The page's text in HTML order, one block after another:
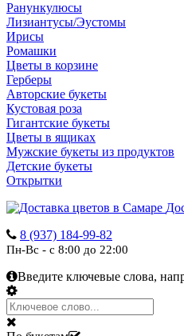
Ранункулюсы
Лизиантусы/Эустомы
Ирисы
Ромашки
Цветы в корзине
Герберы
Авторские букеты
Кустовая роза
Гигантские букеты
Цветы в ящиках
Мужские букеты из продуктов
Детские букеты
Открытки
8 (937) 184-99-82
Пн-Вс - с 8:00 до 22:00
Введите ключевые слова,